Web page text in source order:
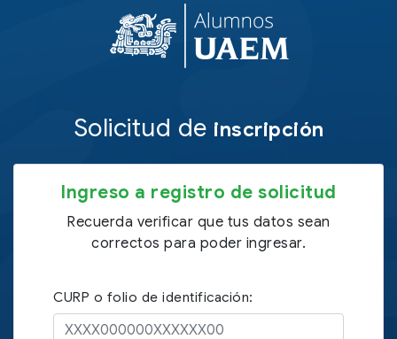
Solicitud de inscripción
Ingreso a registro de solicitud
Recuerda verificar que tus datos sean
correctos para poder ingresar.
CURP o folio de identificación: